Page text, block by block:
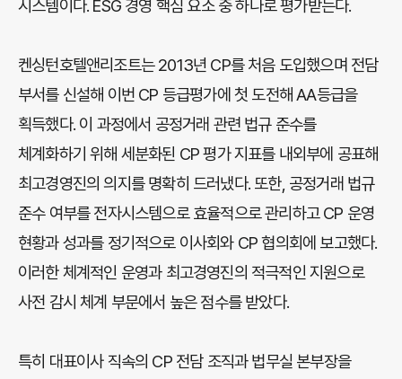
시스템이다. ESG 경영 핵심 요소 중 하나로 평가받는다.
켄싱턴호텔앤리조트는 2013년 CP를 처음 도입했으며 전담
부서를 신설해 이번 CP 등급평가에 첫 도전해 AA등급을
획득했다. 이 과정에서 공정거래 관련 법규 준수를
체계화하기 위해 세분화된 CP 평가 지표를 내외부에 공표해
최고경영진의 의지를 명확히 드러냈다. 또한, 공정거래 법규
준수 여부를 전자시스템으로 효율적으로 관리하고 CP 운영
현황과 성과를 정기적으로 이사회와 CP 협의회에 보고했다.
이러한 체계적인 운영과 최고경영진의 적극적인 지원으로
사전 감시 체계 부문에서 높은 점수를 받았다.
특히 대표이사 직속의 CP 전담 조직과 법무실 본부장을